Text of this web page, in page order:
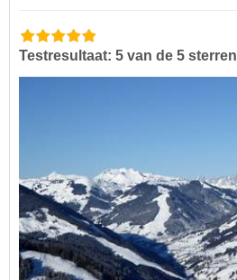
Testresultaat: 5 van de 5 sterren